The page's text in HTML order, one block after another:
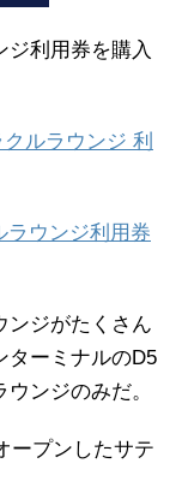
ジ利用券を購入
ルラウンジ 利
ラウンジ利用券
ンジがたくさん
ターミナルのD5
ンジのみだ。
ープンしたサテ